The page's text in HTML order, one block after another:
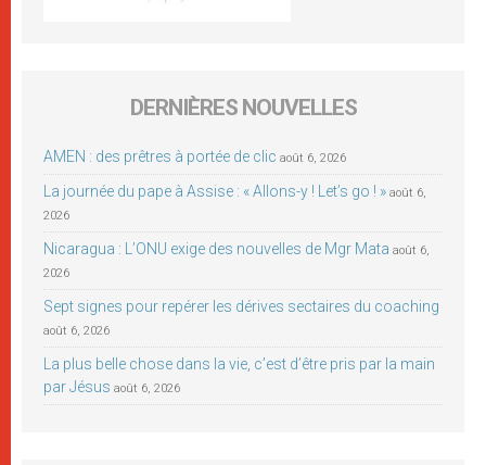
DERNIÈRES NOUVELLES
AMEN : des prêtres à portée de clic août 6, 2026
La journée du pape à Assise : « Allons-y ! Let’s go ! » août 6,
2026
Nicaragua : L’ONU exige des nouvelles de Mgr Mata août 6,
2026
Sept signes pour repérer les dérives sectaires du coaching
août 6, 2026
La plus belle chose dans la vie, c’est d’être pris par la main
par Jésus août 6, 2026